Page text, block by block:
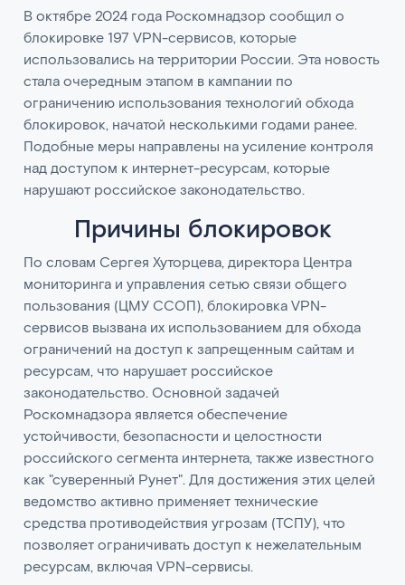
В октябре 2024 года Роскомнадзор сообщил о
блокировке 197 VPN-сервисов, которые
использовались на территории России. Эта новость
стала очередным этапом в кампании по
ограничению использования технологий обхода
блокировок, начатой несколькими годами ранее.
Подобные меры направлены на усиление контроля
над доступом к интернет-ресурсам, которые
нарушают российское законодательство.
Причины блокировок
По словам Сергея Хуторцева, директора Центра
мониторинга и управления сетью связи общего
пользования (ЦМУ ССОП), блокировка VPN-
сервисов вызвана их использованием для обхода
ограничений на доступ к запрещенным сайтам и
ресурсам, что нарушает российское
законодательство. Основной задачей
Роскомнадзора является обеспечение
устойчивости, безопасности и целостности
российского сегмента интернета, также известного
как "суверенный Рунет". Для достижения этих целей
ведомство активно применяет технические
средства противодействия угрозам (ТСПУ), что
позволяет ограничивать доступ к нежелательным
ресурсам, включая VPN-сервисы.